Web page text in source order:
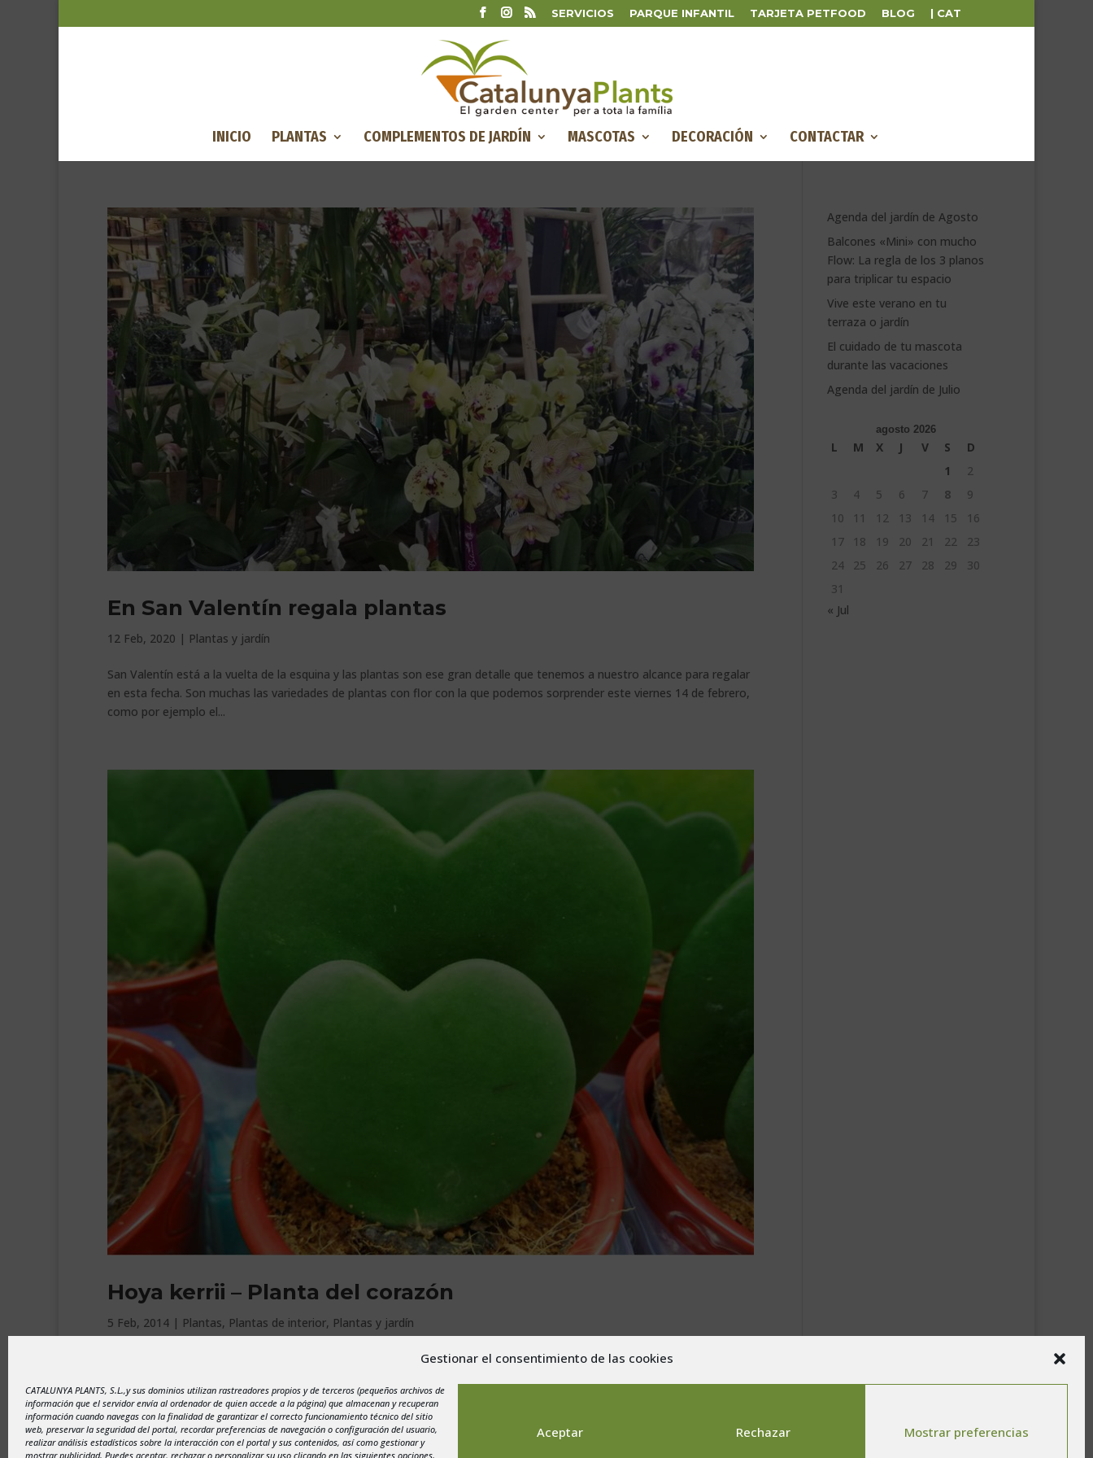
Gestionar el consentimiento de las cookies
CATALUNYA PLANTS, S.L.,y sus dominios utilizan rastreadores propios y de terceros (pequeños archivos de
información que el servidor envía al ordenador de quien accede a la página) que almacenan y recuperan
información cuando navegas con la finalidad de garantizar el correcto funcionamiento técnico del sitio
web, preservar la seguridad del portal, recordar preferencias de navegación o configuración del usuario,
realizar análisis estadísticos sobre la interacción con el portal y sus contenidos, así como gestionar y
mostrar publicidad. Puedes aceptar, rechazar o personalizar su uso clicando en las siguientes opciones.
Aceptar Rechazar Mostrar preferencias
SERVICIOS PARQUE INFANTIL TARJETA PETFOOD BLOG | CAT
INICIO PLANTAS COMPLEMENTOS DE JARDÍN MASCOTAS DECORACIÓN CONTACTAR
En San Valentín regala plantas
12 Feb, 2020 | Plantas y jardín
San Valentín está a la vuelta de la esquina y las plantas son ese gran detalle que tenemos a nuestro alcance para regalar
en esta fecha. Son muchas las variedades de plantas con flor con la que podemos sorprender este viernes 14 de febrero,
como por ejemplo el...
Hoya kerrii – Planta del corazón
5 Feb, 2014 | Plantas, Plantas de interior, Plantas y jardín
Llega San Valentín y una original idea de regalo es esta planta exótica con forma de corazón que podrás comprar en
espectacular de sobras conocida...
Agenda del jardín de Agosto
Balcones «Mini» con mucho
Flow: La regla de los 3 planos
para triplicar tu espacio
Vive este verano en tu
terraza o jardín
El cuidado de tu mascota
durante las vacaciones
Agenda del jardín de Julio
agosto 2026
L M X J V S
D
1
2
3
4 5 6 7 8
9
10
11 12 13 14 15
16
17
18 19 20 21 22
23
24
25 26 27 28 29
30
31
« Jul